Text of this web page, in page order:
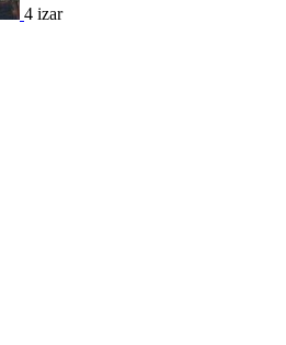
4 izar